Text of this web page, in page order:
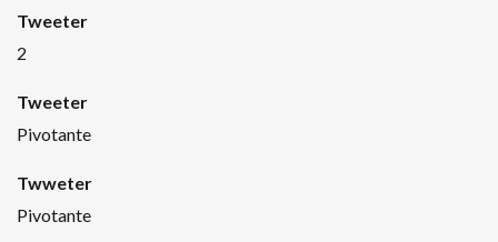
Tweeter
2
Tweeter
Pivotante
Twweter
Pivotante